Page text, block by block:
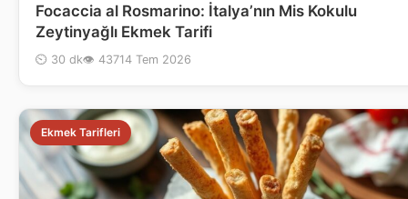
Focaccia al Rosmarino: İtalya’nın Mis Kokulu
Zeytinyağlı Ekmek Tarifi
⏲ 30 dk👁 43714 Tem 2026
Ekmek Tarifleri